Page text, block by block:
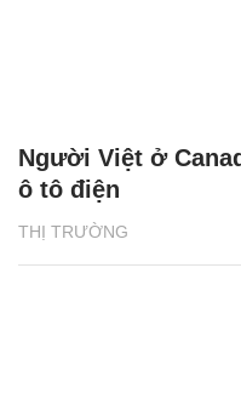
THỊ TRƯỜNG
Người Việt ở
ô tô điện